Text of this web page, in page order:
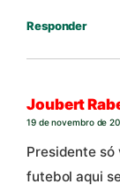
Responder
Joubert
19 de novembro de
Presidente
futebol aqui